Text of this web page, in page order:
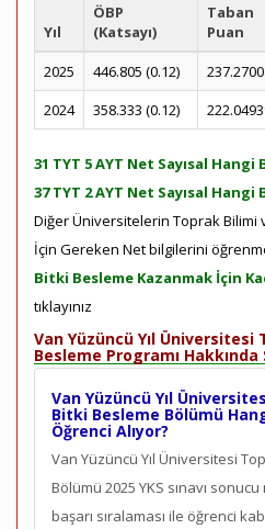
Yıl
ÖBP
(Katsayı)
Taban
Puan
2025
446.805 (0.12)
2024
358.333 (0.12)
31 TYT 5 AYT Net Sayısal
37 TYT 2 AYT Net Sayısal
Diğer Üniversitelerin Toprak Bilimi
İçin Gereken Net bilgilerini
Bitki Besleme Kazanmak İçin
tıklayınız
Van Yüzüncü Yıl
Besleme Programı Hakkında
Van Yüzüncü Yıl
Bitki Besleme Bölümü
Öğrenci Alıyor?
Van Yüzüncü Yıl Üniversitesi
Bölümü 2025 YKS sınavı
başarı sıralaması ile öğrenci